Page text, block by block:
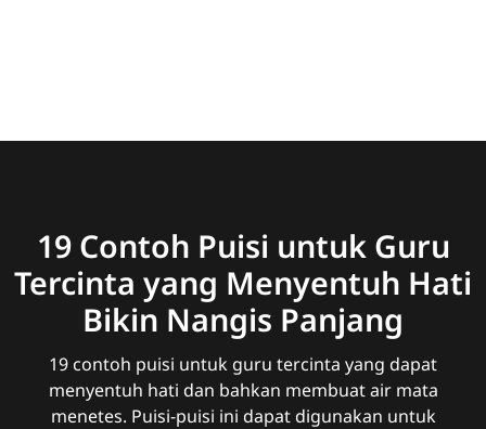
19 Contoh Puisi untuk Guru
Tercinta yang Menyentuh Hati
Bikin Nangis Panjang
19 contoh puisi untuk guru tercinta yang dapat
menyentuh hati dan bahkan membuat air mata
menetes. Puisi-puisi ini dapat digunakan untuk